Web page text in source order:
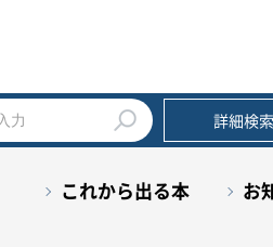
詳細検索
これから出る本 お